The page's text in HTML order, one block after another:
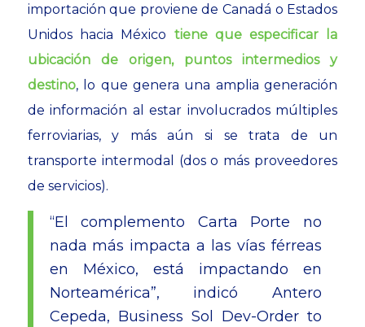
importación que proviene de Canadá o Estados
Unidos hacia México tiene que especificar la
ubicación de origen, puntos intermedios y
destino, lo que genera una amplia generación
de información al estar involucrados múltiples
ferroviarias, y más aún si se trata de un
transporte intermodal (dos o más proveedores
de servicios).
“El complemento Carta Porte no
nada más impacta a las vías férreas
en México, está impactando en
Norteamérica”, indicó Antero
Cepeda, Business Sol Dev-Order to